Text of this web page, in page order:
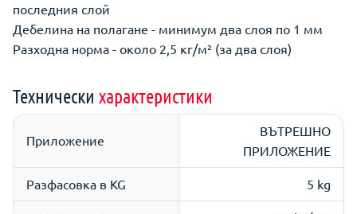
последния слой
Дебелина на полагане - минимум два слоя по 1 мм
Разходна норма - около 2,5 кг/м² (за два слоя)
Технически характеристики
Приложение
ВЪТРЕШНО
ПРИЛОЖЕНИЕ
Разфасовка в KG 5 kg